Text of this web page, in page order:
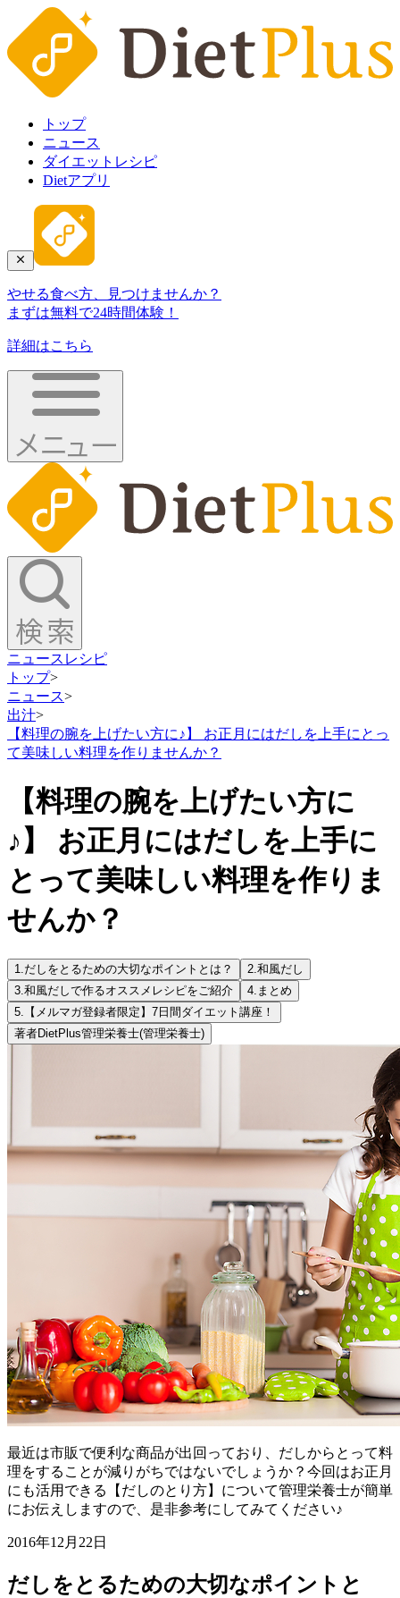
トップ
ニュース
ダイエットレシピ
Dietアプリ
やせる食べ方、見つけませんか？
まずは無料で24時間体験！
詳細はこちら
ニュース レシピ
トップ>
ニュース>
出汁>
【料理の腕を上げたい方に♪】 お正月にはだしを上手にとっ
て美味しい料理を作りませんか？
【料理の腕を上げたい方に
♪】 お正月にはだしを上手に
とって美味しい料理を作りま
せんか？
1.だしをとるための大切なポイントとは？ 2.和風だし
3.和風だしで作るオススメレシピをご紹介 4. まとめ
5. 【メルマガ登録者限定】7日間ダイエット講座！
著者DietPlus管理栄養士(管理栄養士)
最近は市販で便利な商品が出回っており、だしからとって料
理をすることが減りがちではないでしょうか？今回はお正月
にも活用できる【だしのとり方】について管理栄養士が簡単
にお伝えしますので、是非参考にしてみてください♪
2016年12月22日
だしをとるための大切なポイントと